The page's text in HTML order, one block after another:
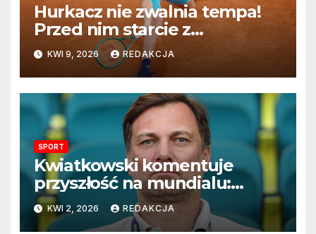
Hurkacz nie zwalnia tempa!
Przed nim starcie z
Vacherotem w trzeciej
rundzie Monte Carlo
KWI 9, 2026 REDAKCJA
SPORT
Kwiatkowski komentuje
przyszłość na mundialu:
„Rozważamy rezygnację”
KWI 2, 2026 REDAKCJA